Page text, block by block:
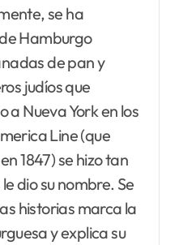
se ha
Hamburgo
de pan y
judíos que
Nueva York en los
Line (que
1847) se hizo tan
dio su nombre. Se
historias marca la
y explica su